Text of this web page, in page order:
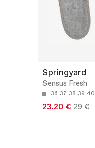
Springyard
Sensus Fresh
36 37 38 39 40
23.20 € 29 €